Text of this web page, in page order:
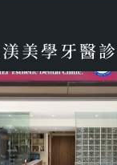
美學牙醫